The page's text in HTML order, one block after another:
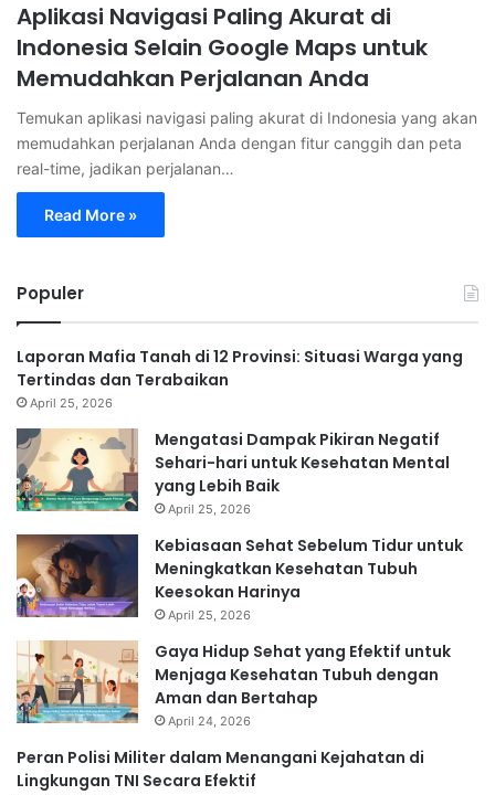
Aplikasi Navigasi Paling Akurat di
Indonesia Selain Google Maps untuk
Memudahkan Perjalanan Anda
Temukan aplikasi navigasi paling akurat di Indonesia yang akan
memudahkan perjalanan Anda dengan fitur canggih dan peta
real-time, jadikan perjalanan…
Read More »
Populer
Laporan Mafia Tanah di 12 Provinsi: Situasi Warga yang
Tertindas dan Terabaikan
April 25, 2026
Mengatasi Dampak Pikiran Negatif
Sehari-hari untuk Kesehatan Mental
yang Lebih Baik
April 25, 2026
Kebiasaan Sehat Sebelum Tidur untuk
Meningkatkan Kesehatan Tubuh
Keesokan Harinya
April 25, 2026
Gaya Hidup Sehat yang Efektif untuk
Menjaga Kesehatan Tubuh dengan
Aman dan Bertahap
April 24, 2026
Peran Polisi Militer dalam Menangani Kejahatan di
Lingkungan TNI Secara Efektif